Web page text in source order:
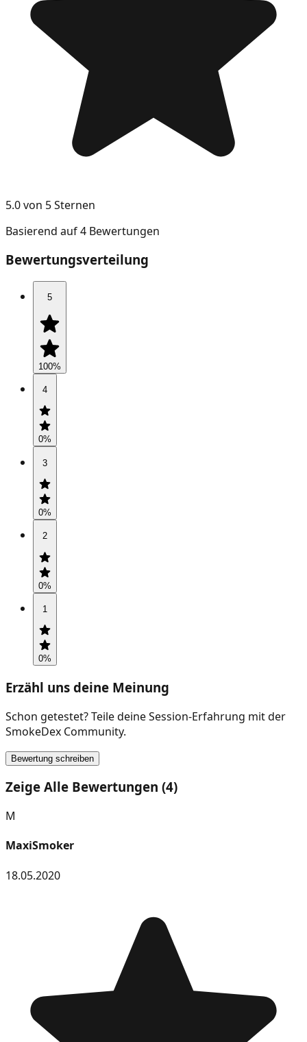
5.0 von 5 Sternen
Basierend auf 4 Bewertungen
Bewertungsverteilung
5
100%
4
0%
3
0%
2
0%
1
0%
Erzähl uns deine Meinung
Schon getestet? Teile deine Session-Erfahrung mit der
SmokeDex Community.
Bewertung schreiben
Zeige Alle Bewertungen (4)
M
MaxiSmoker
18.05.2020